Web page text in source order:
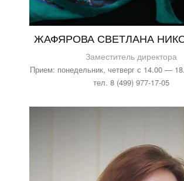
ЖАФЯРОВА СВЕТЛАНА
Заместитель директора
Прием: понедельник, четверг с 14.00 —
тел. 8 (499) 977-17-05